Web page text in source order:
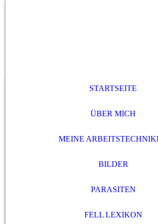
STARTSEITE
ÜBER MICH
MEINE
BILDER
PARASITEN
FELL LEXIKON